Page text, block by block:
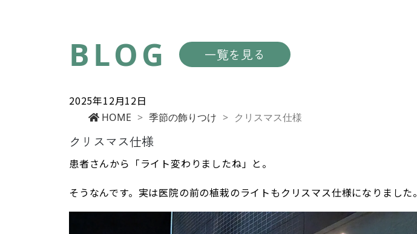
BLOG 一覧を見る
2025年12月12日
HOME > 季節の飾りつけ > クリスマス仕様
クリスマス仕様
患者さんから「ライト変わりましたね」と。
そうなんです。実は医院の前の植栽のライトもクリスマス仕様になりました。